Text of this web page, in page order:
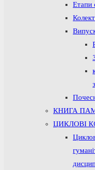
Етапи
КНИГА
ЦИКЛОВІ